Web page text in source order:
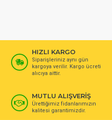
HIZLI KARGO
Siparişleriniz aynı gün
kargoya verilir. Kargo ücreti
alıcıya aittir.
MUTLU ALIŞVERİŞ
Ürettiğimiz fidanlarımızın
kalitesi garantimizdir.